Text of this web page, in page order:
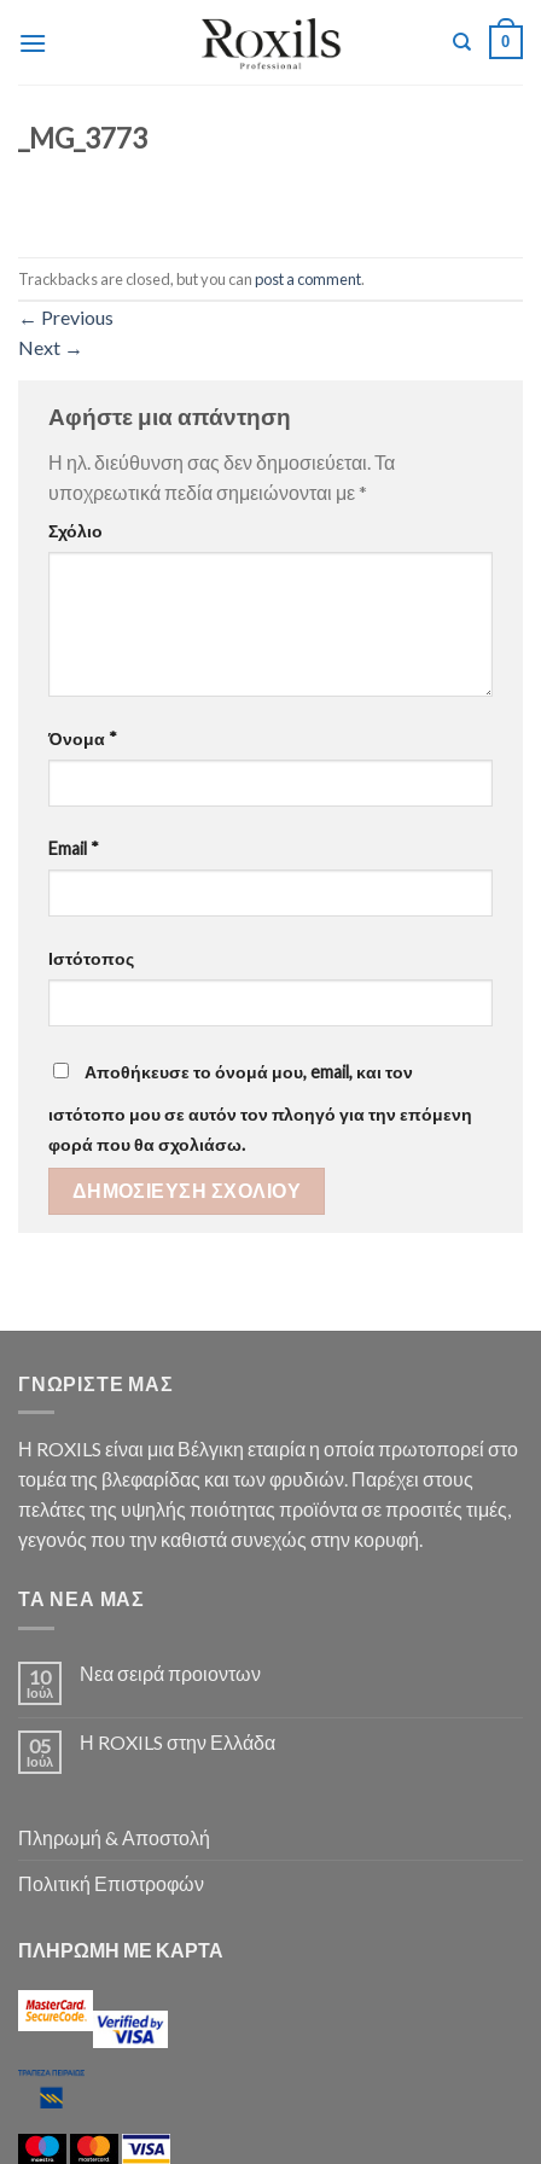
0
_MG_3773
Trackbacks are closed, but you canpost a comment.
← Previous
Next →
Αφήστε μια απάντηση
Η ηλ. διεύθυνση σας δεν δημοσιεύεται.Τα
υποχρεωτικά πεδία σημειώνονται με *
Σχόλιο
Όνομα *
Email *
Ιστότοπος
Αποθήκευσε το όνομά μου, email, και τον
ιστότοπο μου σε αυτόν τον πλοηγό για την επόμενη
φορά που θα σχολιάσω.
ΓΝΩΡΙΣΤΕ ΜΑΣ
Η ROXILS είναι μια Βέλγικη εταιρία η οποία πρωτοπορεί στο
τομέα της βλεφαρίδας και των φρυδιών. Παρέχει στους
πελάτες της υψηλής ποιότητας προϊόντα σε προσιτές τιμές,
γεγονός που την καθιστά συνεχώς στην κορυφή.
ΤΑ ΝΕΑ ΜΑΣ
10
Ιούλ
Νεα σειρά προιοντων
05
Ιούλ
Η ROXILS στην Ελλάδα
Πληρωμή & Αποστολή
Πολιτική Επιστροφών
ΠΛΗΡΩΜΗ ΜΕ ΚΑΡΤΑ